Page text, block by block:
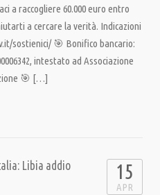
60.000 euro entro
a cercare la verità. Indicazioni
sostienici/ 🎯 Bonifico bancario:
intestato ad Associazione
🎯 […]
Libia addio 15
APR